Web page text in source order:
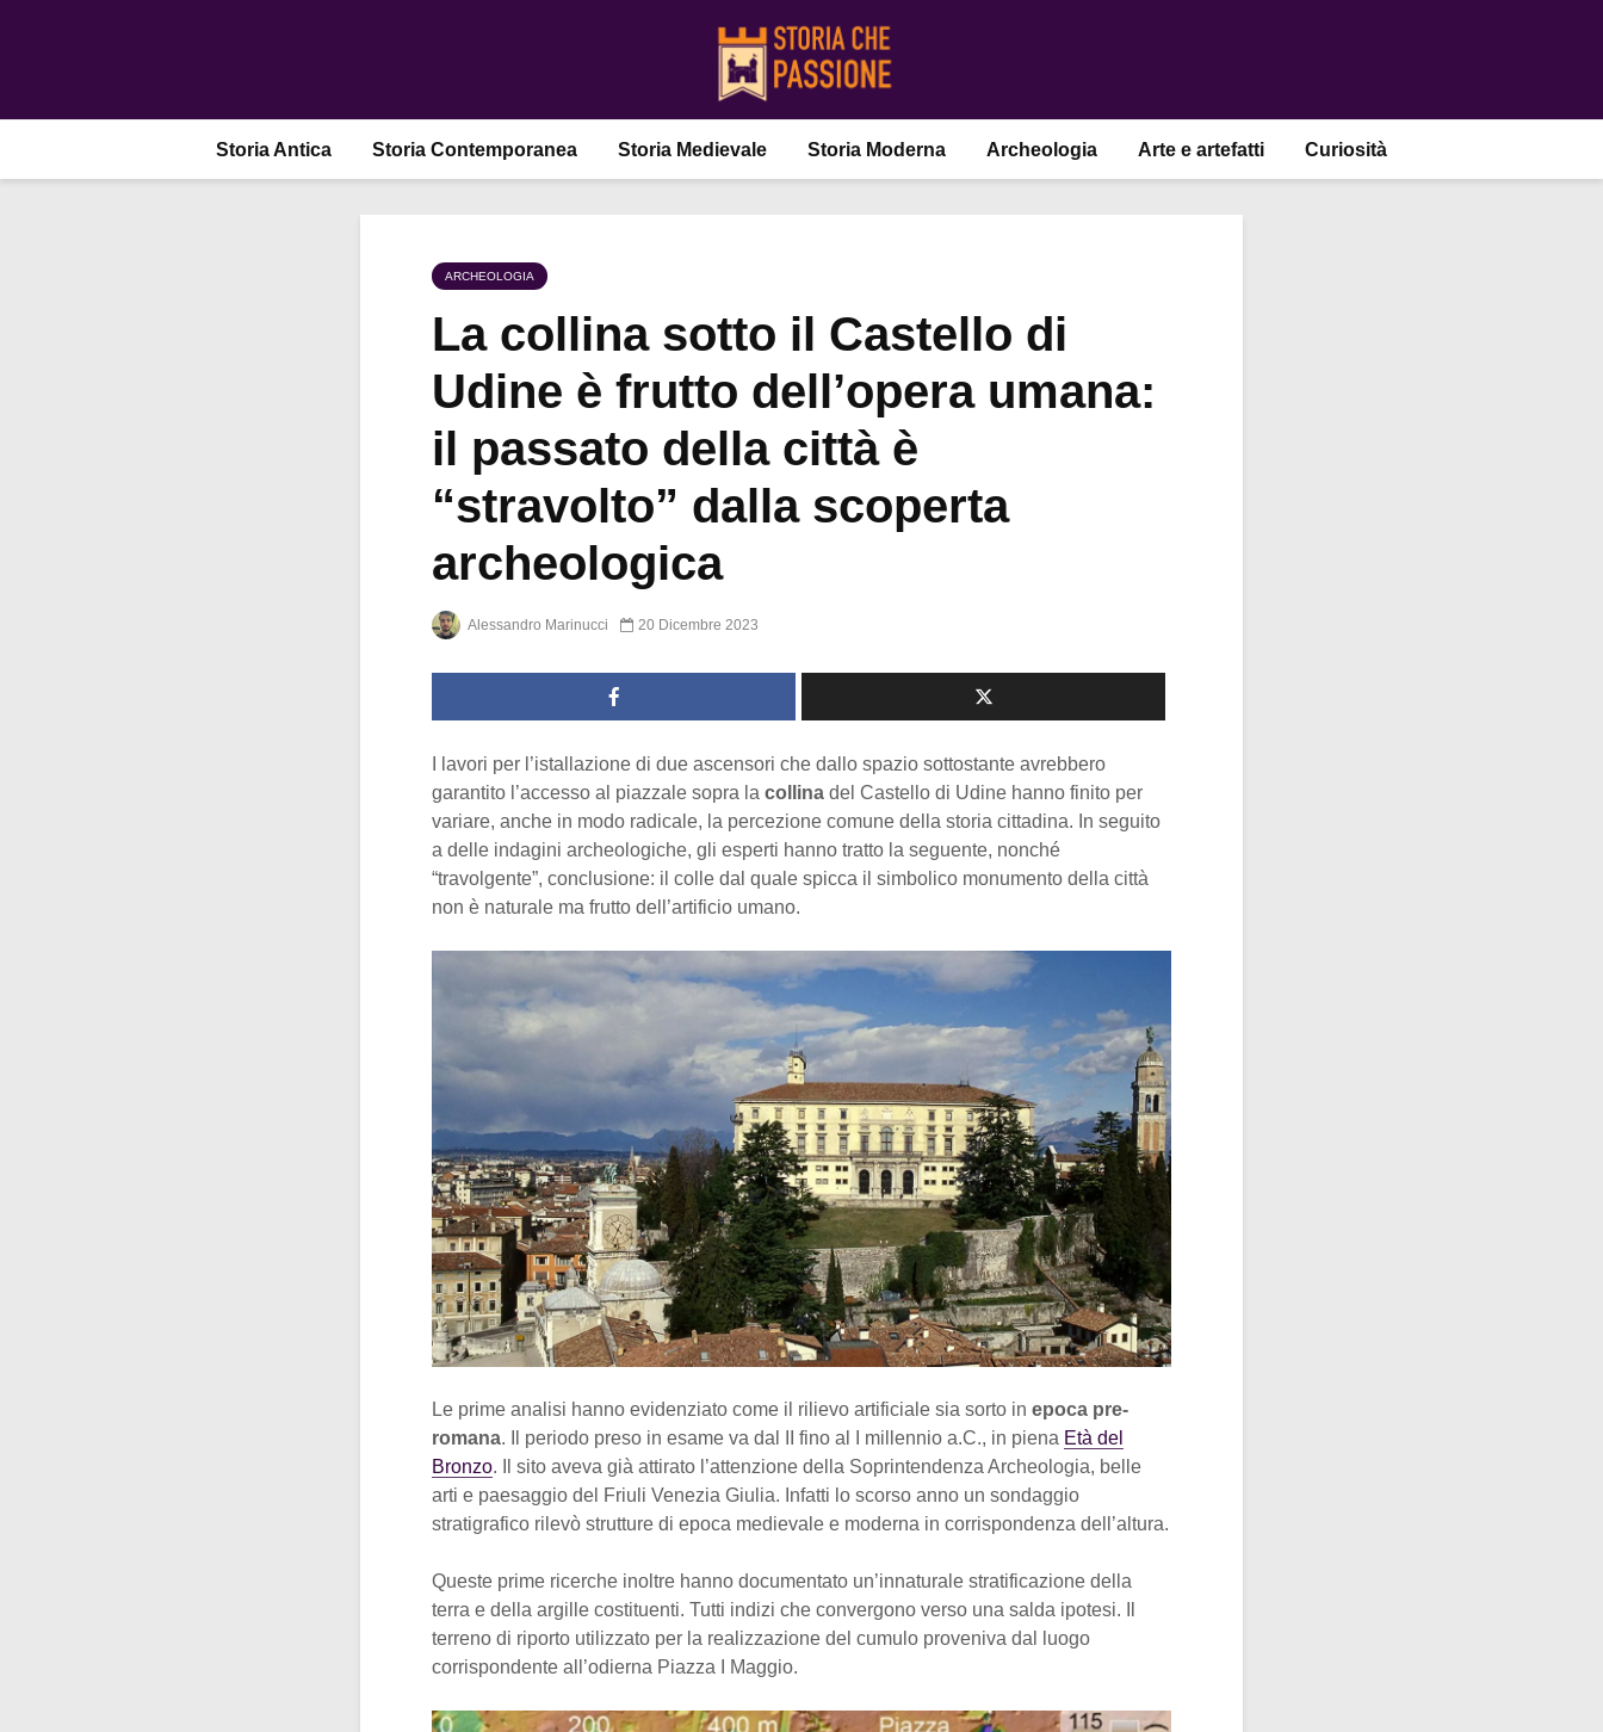
Storia Antica Storia Contemporanea Storia Medievale Storia Moderna Archeologia Arte e artefatti Curiosità
ARCHEOLOGIA
La collina sotto il Castello di
Udine è frutto dell’opera umana:
il passato della città è
“stravolto” dalla scoperta
archeologica
Alessandro Marinucci 20 Dicembre 2023
I lavori per l’istallazione di due ascensori che dallo spazio sottostante avrebbero
garantito l’accesso al piazzale sopra la collina del Castello di Udine hanno finito per
variare, anche in modo radicale, la percezione comune della storia cittadina. In seguito
a delle indagini archeologiche, gli esperti hanno tratto la seguente, nonché
“travolgente”, conclusione: il colle dal quale spicca il simbolico monumento della città
non è naturale ma frutto dell’artificio umano.
Le prime analisi hanno evidenziato come il rilievo artificiale sia sorto in epoca pre-
romana. Il periodo preso in esame va dal II fino al I millennio a.C., in piena Età del
Bronzo. Il sito aveva già attirato l’attenzione della Soprintendenza Archeologia, belle
arti e paesaggio del Friuli Venezia Giulia. Infatti lo scorso anno un sondaggio
stratigrafico rilevò strutture di epoca medievale e moderna in corrispondenza dell’altura.
Queste prime ricerche inoltre hanno documentato un’innaturale stratificazione della
terra e della argille costituenti. Tutti indizi che convergono verso una salda ipotesi. Il
terreno di riporto utilizzato per la realizzazione del cumulo proveniva dal luogo
corrispondente all’odierna Piazza I Maggio.